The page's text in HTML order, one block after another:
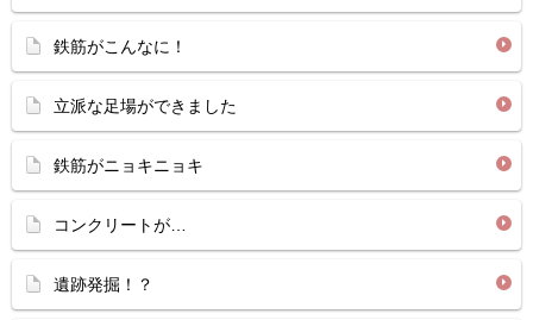
鉄筋がこんなに！
立派な足場ができました
鉄筋がニョキニョキ
コンクリートが…
遺跡発掘！？